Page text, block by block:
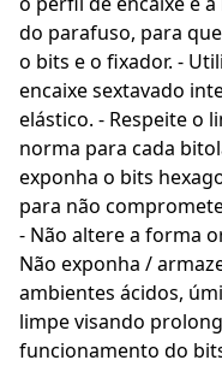
do parafuso, para
o bits e o fixador. -
encaixe sextavado
elástico. - Respeite o
norma para cada
exponha o bits
para não
- Não altere a forma
Não exponha /
ambientes ácidos,
limpe visando
funcionamento do